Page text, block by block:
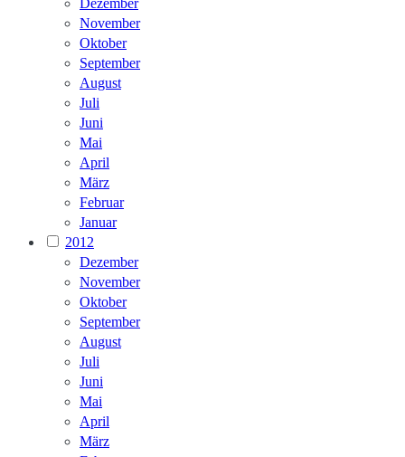
November
Oktober
September
August
Juli
Juni
Mai
April
März
Februar
Januar
2012
Dezember
November
Oktober
September
August
Juli
Juni
Mai
April
März